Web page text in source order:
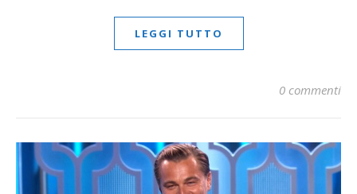
LEGGI TUTTO
0 commenti